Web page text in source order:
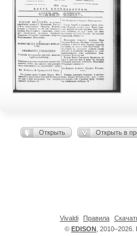
Открыть Открыть в
© EDISON ,
Vivaldi Правила